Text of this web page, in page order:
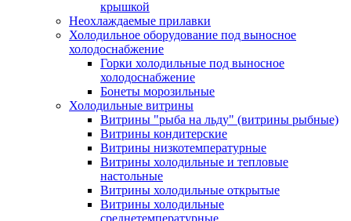
крышкой
Неохлаждаемые прилавки
Холодильное оборудование под выносное
холодоснабжение
Горки холодильные под выносное
холодоснабжение
Бонеты морозильные
Холодильные витрины
Витрины "рыба на льду" (витрины рыбные)
Витрины кондитерские
Витрины низкотемпературные
Витрины холодильные и тепловые
настольные
Витрины холодильные открытые
Витрины холодильные
среднетемпературные